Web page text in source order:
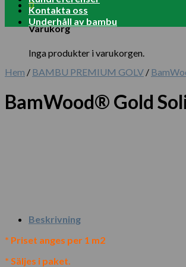
0
Varukorg
Inga produkter i varukorgen.
Kontakta oss
Underhåll av bambu
Hem / BAMBU PREMIUM GOLV /
BamWood® Gold
Beskrivning
* Priset anges per 1 m2
* Säljes i paket.